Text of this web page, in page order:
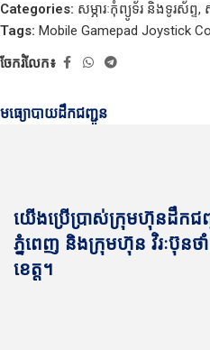
Categories: សម្ភារៈកុំព្យូទ័រ និងទូរស័ព្ទ,
Tags: Mobile Gamepad Joystick
ចែករំលែក៖
មធ្យោបាយដឹកជញ្ជូន
យើងប្រើប្រាស់ក្រុមហ៊ុនដឹកជ
ភ្នំពេញ និងក្រុមហ៊ុន វិរៈប៊ុនថ
ខេត្ត។